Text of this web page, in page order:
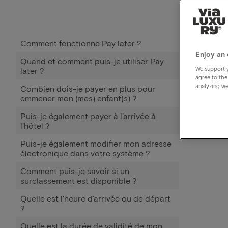
Comment fonctionne Pay later ?
Quand et comment puis-je utiliser Pay
later ?
Combien dois-je payer en plus pour
emmener mon (mes) enfant(s) ?
Puis-je également payer à l'arrivée à
l'hôtel ?
Puis-je également modifier mon adresse
électronique dans votre système ?
Comment puis-je savoir si un
surclassement est disponible ?
Quelle est l'heure d'arrivée ou de départ
?
Quelle est la durée de validité de mon
Enjoy an
We support
agree to
analyzing